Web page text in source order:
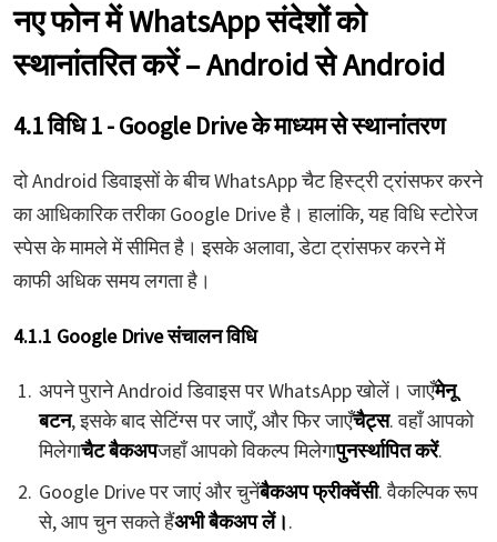
नए फोन में WhatsApp संदेशों को
स्थानांतरित करें – Android से Android
4.1 विधि 1 - Google Drive के माध्यम से स्थानांतरण
दो Android डिवाइसों के बीच WhatsApp चैट हिस्ट्री ट्रांसफर करने
का आधिकारिक तरीका Google Drive है। हालांकि, यह विधि स्टोरेज
स्पेस के मामले में सीमित है। इसके अलावा, डेटा ट्रांसफर करने में
काफी अधिक समय लगता है।
4.1.1 Google Drive संचालन विधि
अपने पुराने Android डिवाइस पर WhatsApp खोलें। जाएँमेनू
बटन, इसके बाद सेटिंग्स पर जाएँ, और फिर जाएँचैट्स. वहाँ आपको
मिलेगाचैट बैकअपजहाँ आपको विकल्प मिलेगापुनर्स्थापित करें.
Google Drive पर जाएं और चुनेंबैकअप फ्रीक्वेंसी. वैकल्पिक रूप
से, आप चुन सकते हैंअभी बैकअप लें।.